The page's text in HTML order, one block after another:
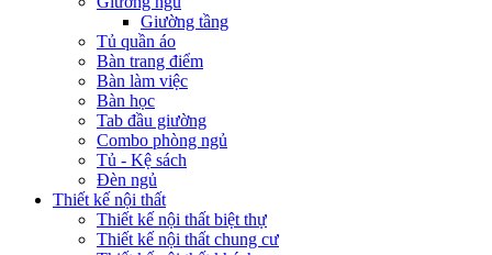
Giường tầng
Tủ quần áo
Bàn trang điểm
Bàn làm việc
Bàn học
Tab đầu giường
Combo phòng ngủ
Tủ - Kệ sách
Đèn ngủ
Thiết kế nội thất
Thiết kế nội thất biệt thự
Thiết kế nội thất chung cư